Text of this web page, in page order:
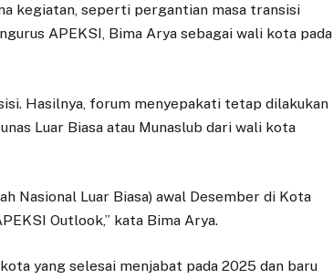
kegiatan, seperti pergantian masa transisi
APEKSI, Bima Arya sebagai wali kota pada
Hasilnya, forum menyepakati tetap dilakukan
Luar Biasa atau Munaslub dari wali kota
Nasional Luar Biasa) awal Desember di Kota
Outlook,” kata Bima Arya.
yang selesai menjabat pada 2025 dan baru